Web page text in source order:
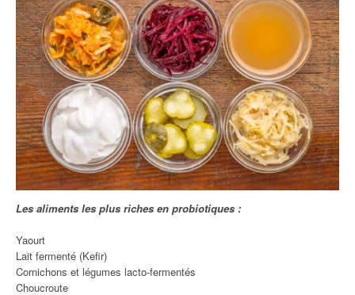
Les aliments les plus riches en probiotiques :
Yaourt
Lait fermenté (Kefir)
Cornichons et légumes lacto-fermentés
Choucroute